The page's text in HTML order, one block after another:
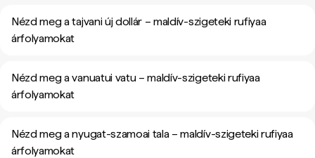
Nézd meg a tajvani új dollár – maldív-szigeteki rufiyaa
árfolyamokat
Nézd meg a vanuatui vatu – maldív-szigeteki rufiyaa
árfolyamokat
Nézd meg a nyugat-szamoai tala – maldív-szigeteki rufiyaa
árfolyamokat